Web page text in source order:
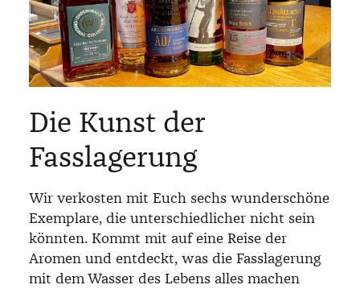
Die Kunst der
Fasslagerung
Wir verkosten mit Euch sechs wunderschöne
Exemplare, die unterschiedlicher nicht sein
könnten. Kommt mit auf eine Reise der
Aromen und entdeckt, was die Fasslagerung
mit dem Wasser des Lebens alles machen